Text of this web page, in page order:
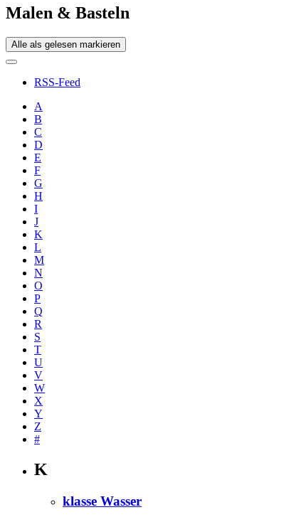
Malen & Basteln
Alle als gelesen markieren
RSS-Feed
A
B
C
D
E
F
G
H
I
J
K
L
M
N
O
P
Q
R
S
T
U
V
W
X
Y
Z
#
K
klasse Wasser